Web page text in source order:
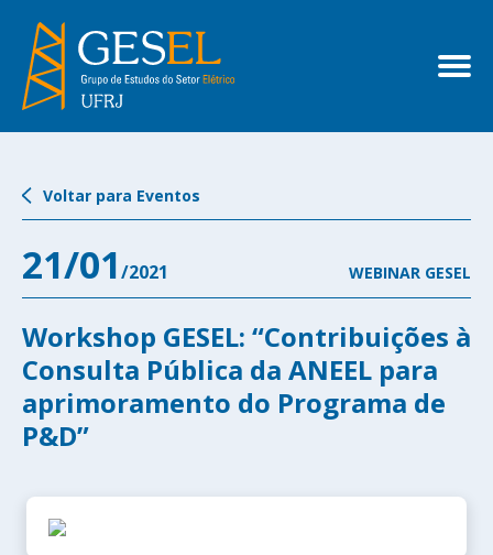
Voltar para Eventos
21/01/2021 WEBINAR GESEL
Workshop GESEL: “Contribuições à
Consulta Pública da ANEEL para
aprimoramento do Programa de
P&D”